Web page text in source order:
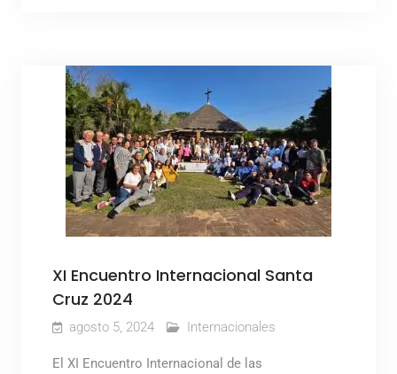
XI Encuentro Internacional Santa
Cruz 2024
agosto 5, 2024 Internacionales
El XI Encuentro Internacional de las